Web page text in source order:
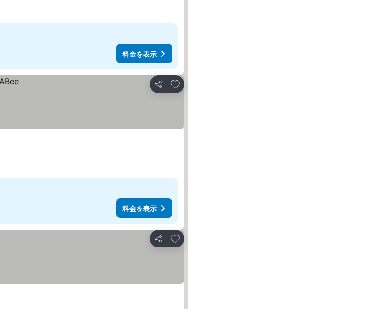
料金を表示
シェア
お気に入りに追加
料金を表示
シェア
お気に入りに追加